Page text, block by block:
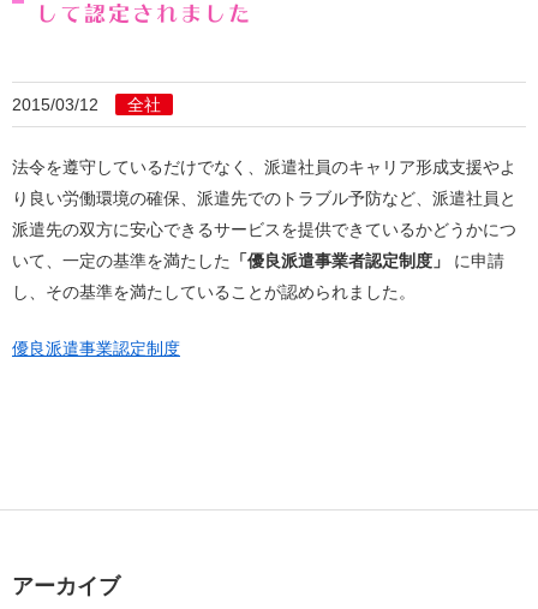
して認定されました
2015/03/12 全社
法令を遵守しているだけでなく、派遣社員のキャリア形成支援やよ
り良い労働環境の確保、派遣先でのトラブル予防など、派遣社員と
派遣先の双方に安心できるサービスを提供できているかどうかにつ
いて、一定の基準を満たした
「優良派遣事業者認定制度」
に申請
し、その基準を満たしていることが認められました。
優良派遣事業認定制度
アーカイブ